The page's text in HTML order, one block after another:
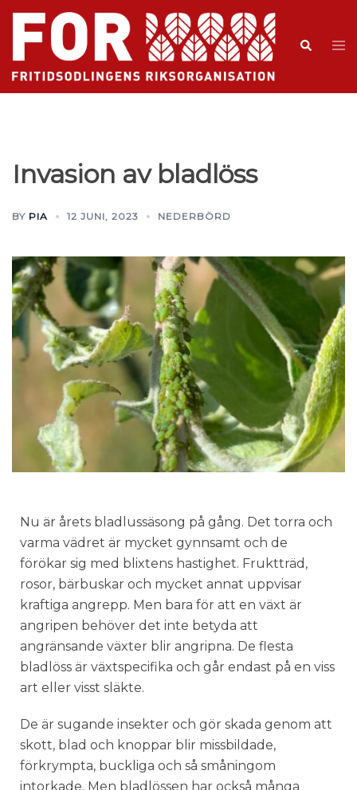
Invasion av bladlöss
BY PIA 12 JUNI, 2023 NEDERBÖRD
Nu är årets bladlussäsong på gång. Det torra och
varma vädret är mycket gynnsamt och de
förökar sig med blixtens hastighet. Fruktträd,
rosor, bärbuskar och mycket annat uppvisar
kraftiga angrepp. Men bara för att en växt är
angripen behöver det inte betyda att
angränsande växter blir angripna. De flesta
bladlöss är växtspecifika och går endast på en viss
art eller visst släkte.
De är sugande insekter och gör skada genom att
skott, blad och knoppar blir missbildade,
förkrympta, buckliga och så småningom
intorkade. Men bladlössen har också många